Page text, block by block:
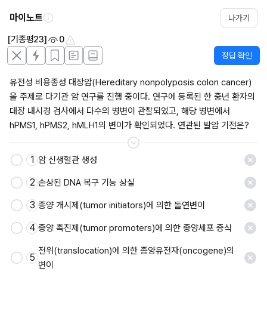
마이노트 나가기
[기종평23] 0
정답 확인
유전성 비용종성 대장암(Hereditary nonpolyposis colon cancer)
을 주제로 다기관 암 연구를 진행 중이다. 연구에 등록된 한 중년 환자의
대장 내시경 검사에서 다수의 병변이 관찰되었고, 해당 병변에서
hPMS1, hPMS2, hMLH1의 변이가 확인되었다. 연관된 발암 기전은?
저장
1 암 신생혈관 생성
2 손상된 DNA 복구 기능 상실
3 종양 개시제(tumor initiators)에 의한 돌연변이
4 종양 촉진제(tumor promoters)에 의한 종양세포 증식
5
전위(translocation)에 의한 종양유전자(oncogene)의
변이